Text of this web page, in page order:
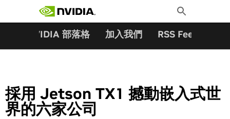
Toggle
Search
NVIDIA 部落格 加入我們 RSS Feeds
採用 Jetson TX1 撼動嵌入式世
界的六家公司